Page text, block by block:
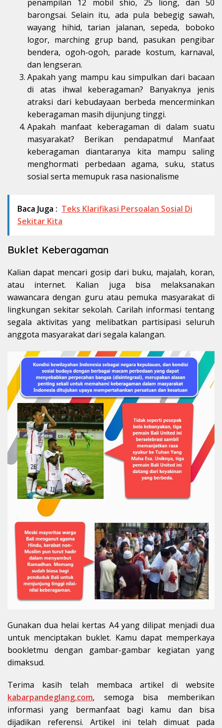
penampilan 12 mobil shio, 25 liong, dan 50
barongsai. Selain itu, ada pula bebegig sawah,
wayang hihid, tarian jalanan, sepeda, boboko
logor, marching grup band, pasukan pengibar
bendera, ogoh-ogoh, parade kostum, karnaval,
dan lengseran.
Apakah yang mampu kau simpulkan dari bacaan
di atas ihwal keberagaman? Banyaknya jenis
atraksi dari kebudayaan berbeda mencerminkan
keberagaman masih dijunjung tinggi.
Apakah manfaat keberagaman di dalam suatu
masyarakat? Berikan pendapatmu! Manfaat
keberagaman diantaranya kita mampu saling
menghormati perbedaan agama, suku, status
sosial serta memupuk rasa nasionalisme
Baca Juga : Teks Klarifikasi Persoalan Sosial Di
Sekitar Kita
Buklet Keberagaman
Kalian dapat mencari gosip dari buku, majalah, koran,
atau internet. Kalian juga bisa melaksanakan
wawancara dengan guru atau pemuka masyarakat di
lingkungan sekitar sekolah. Carilah informasi tentang
segala aktivitas yang melibatkan partisipasi seluruh
anggota masyarakat dari segala kalangan.
Gunakan dua helai kertas A4 yang dilipat menjadi dua
untuk menciptakan buklet. Kamu dapat memperkaya
bookletmu dengan gambar-gambar kegiatan yang
dimaksud.
Terima kasih telah membaca artikel di website
kabarpandeglang.com, semoga bisa memberikan
informasi yang bermanfaat bagi kamu dan bisa
dijadikan referensi. Artikel ini telah dimuat pada